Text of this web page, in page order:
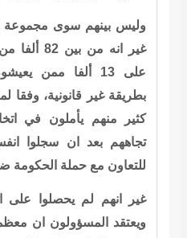
وليس بينهم سوى مجموعة
غير انه من
على 13 ألفا ممن
بطريقة غير قانونية، وفقا
كثير منهم يأملون في
تجاههم بعد ان سجلوا
للتعاون مع حملة الحكومة
غير انهم لم يحصلوا على
ويعتقد المسؤولون ان